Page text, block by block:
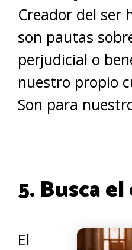
Creador del ser
son pautas
perjudicial o
nuestro propio
Son para
5. Busca
El